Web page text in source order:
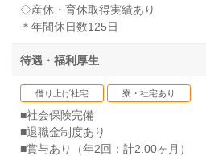
◇産休・育休取得実績あり
＊年間休日数125日
待遇・福利厚生
借り上げ社宅 寮・社宅あり
■社会保険完備
■退職金制度あり
■賞与あり（年2回：計2.00ヶ月）